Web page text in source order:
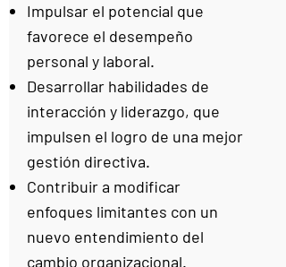
Impulsar el potencial que
favorece el desempeño
personal y laboral.
Desarrollar habilidades de
interacción y liderazgo, que
impulsen el logro de una mejor
gestión directiva.
Contribuir a modificar
enfoques limitantes con un
nuevo entendimiento del
cambio organizacional.